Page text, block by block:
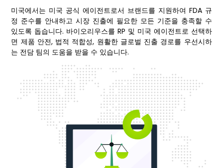
미국에서는 미국 공식 에이전트로서 브랜드를 지원하여 FDA 규
정 준수를 안내하고 시장 진출에 필요한 모든 기준을 충족할 수
있도록 돕습니다. 바이오리우스를 RP 및 미국 에이전트로 선택하
면 제품 안전, 법적 적합성, 원활한 글로벌 진출 경로를 우선시하
는 전담 팀의 도움을 받을 수 있습니다.